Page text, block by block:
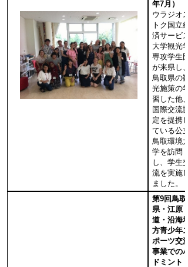
年7月）
ウラジオス
トク国立経
済サービス
大学観光学
専攻学生団
が来県し、
鳥取県の観
光施策の学
習した他、
国際交流協
定を提携し
ている公立
鳥取環境大
学を訪問
し、学生交
流を実施し
ました。
第9回鳥取
県・江原
道・沿海地
方青少年ス
ポーツ交流
事業でのバ
ドミント